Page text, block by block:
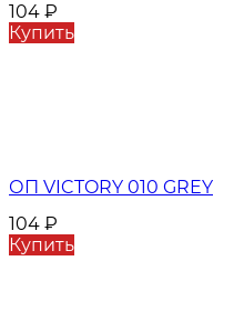
104 ₽
Купить
ОП VICTORY 010 GREY
104 ₽
Купить